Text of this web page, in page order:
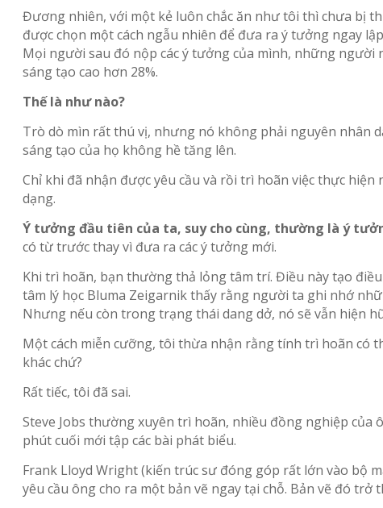
Đương nhiên, với một kẻ luôn chắc ăn như tôi thì chưa bị
được chọn một cách ngẫu nhiên để đưa ra ý tưởng ngay
Mọi người sau đó nộp các ý tưởng của mình, những người
sáng tạo cao hơn 28%.
Thế là như nào?
Trò dò mìn rất thú vị, nhưng nó không phải nguyên nhân
sáng tạo của họ không hề tăng lên.
Chỉ khi đã nhận được yêu cầu và rồi trì hoãn việc thực
dạng.
Ý tưởng đầu tiên của ta, suy cho cùng, thường là ý
có từ trước thay vì đưa ra các ý tưởng mới.
Khi trì hoãn, bạn thường thả lỏng tâm trí. Điều này tạo
tâm lý học Bluma Zeigarnik thấy rằng người ta ghi nhớ
Nhưng nếu còn trong trạng thái dang dở, nó sẽ vẫn hiện
Một cách miễn cưỡng, tôi thừa nhận rằng tính trì hoãn có
khác chứ?
Rất tiếc, tôi đã sai.
Steve Jobs thường xuyên trì hoãn, nhiều đồng nghiệp
phút cuối mới tập các bài phát biểu.
Frank Lloyd Wright (kiến trúc sư đóng góp rất lớn vào bộ
yêu cầu ông cho ra một bản vẽ ngay tại chỗ. Bản vẽ đó trở